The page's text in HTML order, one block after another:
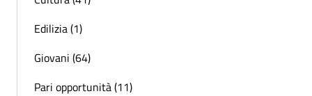
Edilizia (1)
Giovani (64)
Pari opportunità (11)